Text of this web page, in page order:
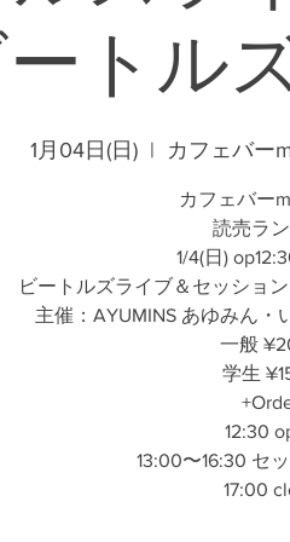
トル
1月04日(日)
  |
カフェバー
カフェバー
読売ラ
1/4(日)
ビートルズライブ＆セッショ
主催：AYUMINS あゆみん・
一般
学生
12:30
13:00〜16:30 セ
17:00